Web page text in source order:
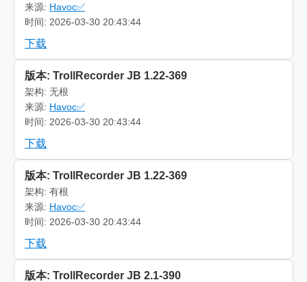
来源: Havoc✅
时间: 2026-03-30 20:43:44
下载
版本: TrollRecorder JB 1.22-369
架构: 无根
来源: Havoc✅
时间: 2026-03-30 20:43:44
下载
版本: TrollRecorder JB 1.22-369
架构: 有根
来源: Havoc✅
时间: 2026-03-30 20:43:44
下载
版本: TrollRecorder JB 2.1-390